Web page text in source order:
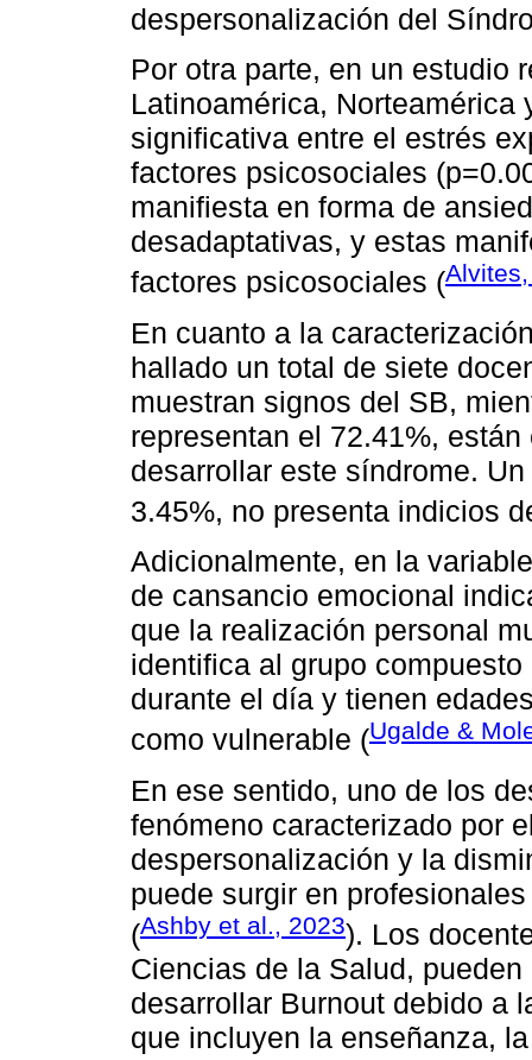
despersonalización del
Por otra parte, en un estudio
Latinoamérica,
significativa entre el estrés
factores psicosociales
manifiesta en forma de
desadaptativas, y estas
factores psicosociales (
En cuanto a la
hallado un total de siete
muestran signos del SB,
representan el 72.41%,
desarrollar este síndrome.
3.45%, no presenta indicios
Adicionalmente, en la
de cansancio emocional
que la realización personal
identifica al grupo
durante el día y tienen
como vulnerable (Ugalde &
En ese sentido, uno de los
fenómeno caracterizado por
despersonalización y la
puede surgir en
(Ashby et al., 2023). Los
Ciencias de la Salud,
desarrollar Burnout debido a
que incluyen la enseñanza,